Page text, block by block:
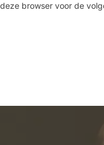
browser voor de